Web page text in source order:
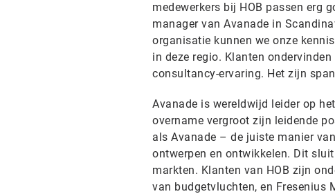
medewerkers bij HOB passen erg
manager van Avanade in
organisatie kunnen we onze
in deze regio. Klanten
consultancy-ervaring. Het zijn
Avanade is wereldwijd leider op
overname vergroot zijn leidende
als Avanade – de juiste manier
ontwerpen en ontwikkelen. Dit
markten. Klanten van HOB zijn
van budgetvluchten, en Fresenius